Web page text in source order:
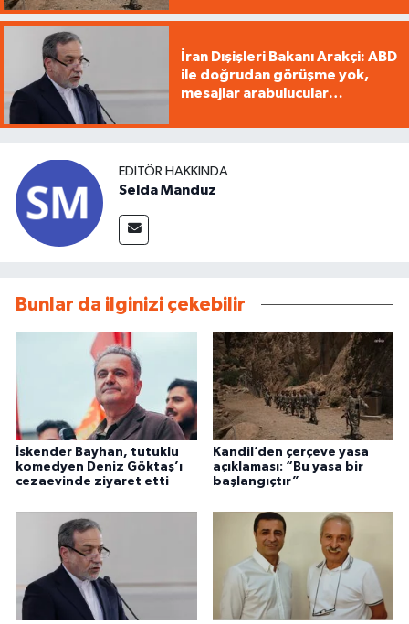
İran Dışişleri Bakanı Arakçi: ABD
ile doğrudan görüşme yok,
mesajlar arabulucular
EDITÖR HAKKINDA
Selda Manduz
Bunlar da ilginizi çekebilir
İskender Bayhan, tutuklu
komedyen Deniz Göktaş’ı
cezaevinde ziyaret etti
Kandil’den çerçeve yasa
açıklaması: “Bu yasa bir
başlangıçtır”